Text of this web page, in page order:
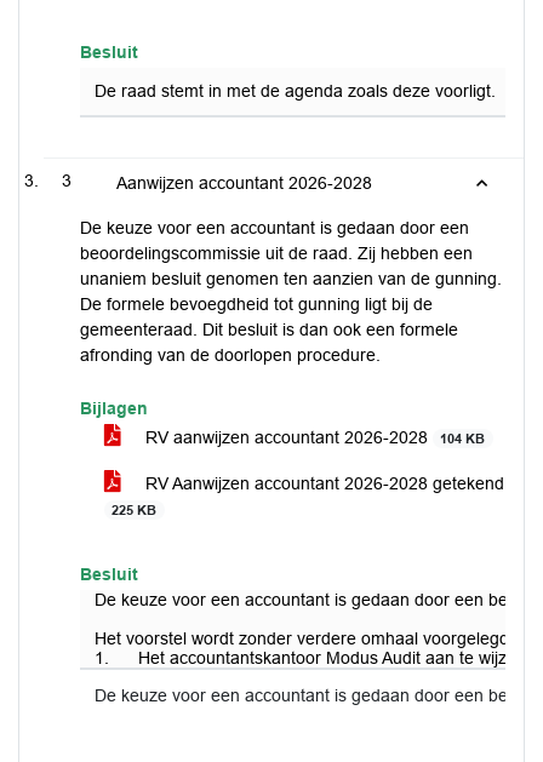
Besluit
De raad stemt in met de agenda zoals deze voorligt.
3 Aanwijzen accountant 2026-2028
De keuze voor een accountant is gedaan door een
beoordelingscommissie uit de raad. Zij hebben een
unaniem besluit genomen ten aanzien van de gunning.
De formele bevoegdheid tot gunning ligt bij de
gemeenteraad. Dit besluit is dan ook een formele
afronding van de doorlopen procedure.
Bijlagen
RV aanwijzen accountant 2026-2028
104 KB
RV Aanwijzen accountant 2026-2028 getekend
225 KB
Besluit
De keuze voor een accountant is gedaan door een
Het voorstel wordt zonder verdere omhaal voorgelegd
1. Het accountantskantoor Modus Audit aan te wijzen
De keuze voor een accountant is gedaan door een